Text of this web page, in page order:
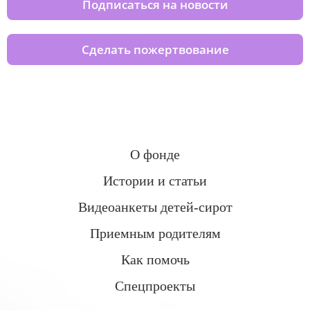
Подписаться на новости
Сделать пожертвование
О фонде
Истории и статьи
Видеоанкеты детей-сирот
Приемным родителям
Как помочь
Спецпроекты